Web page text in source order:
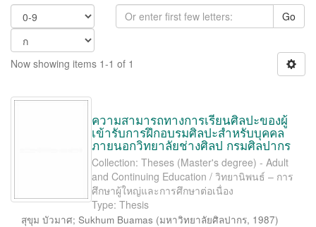
Go
Now showing items 1-1 of 1
ความสามารถทางการเรียนศิลปะของผู้
เข้ารับการฝึกอบรมศิลปะสำหรับบุคคล
ภายนอกวิทยาลัยช่างศิลป กรมศิลปากร
Collection: Theses (Master's degree) - Adult
and Continuing Education / วิทยานิพนธ์ – การ
ศึกษาผู้ใหญ่และการศึกษาต่อเนื่อง
Type: Thesis
สุขุม บัวมาศ; Sukhum Buamas (มหาวิทยาลัยศิลปากร, 1987)